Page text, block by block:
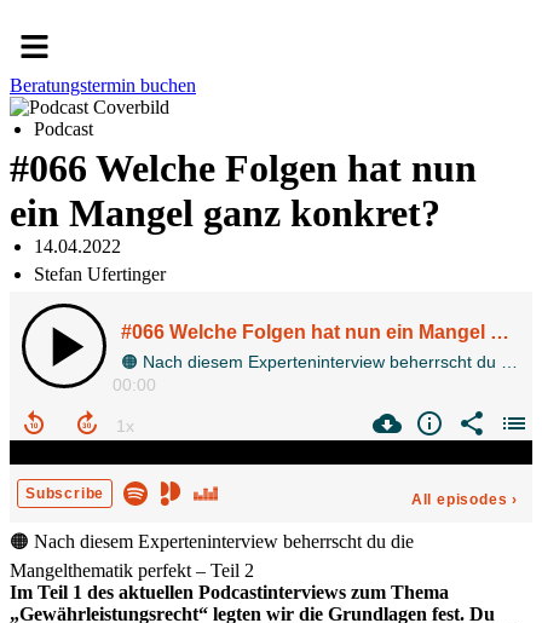
Menü
Beratungstermin buchen
Podcast
#066 Welche Folgen hat nun
ein Mangel ganz konkret?
14.04.2022
Stefan Ufertinger
🟠 Nach diesem Experteninterview beherrscht du die
Mangelthematik perfekt – Teil 2
Im Teil 1 des aktuellen Podcastinterviews zum Thema
„Gewährleistungsrecht“ legten wir die Grundlagen fest. Du